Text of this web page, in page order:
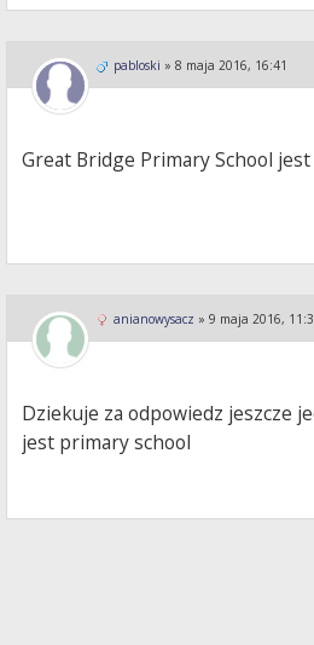
pabloski » 8 maja 2016, 16:41
Great Bridge Primary School jest
anianowysacz » 9 maja 2016,
Dziekuje za odpowiedz jeszcze
jest primary school